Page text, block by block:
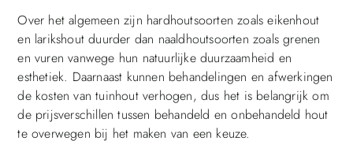
Over het algemeen zijn hardhoutsoorten zoals eikenhout
en larikshout duurder dan naaldhoutsoorten zoals grenen
en vuren vanwege hun natuurlijke duurzaamheid en
esthetiek. Daarnaast kunnen behandelingen en afwerkingen
de kosten van tuinhout verhogen, dus het is belangrijk om
de prijsverschillen tussen behandeld en onbehandeld hout
te overwegen bij het maken van een keuze.